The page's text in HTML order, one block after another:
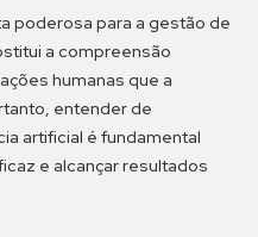
poderosa para a gestão de
a compreensão
humanas que a
entender de
artificial é fundamental
e alcançar resultados